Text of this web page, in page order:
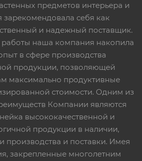
предметов интерьера и
зарекомендовала себя как
и надежный поставщик.
наша компания накопила
в сфере производства
продукции, позволяющей
максимально продуктивные
стоимости. Одним из
Компании являются
высококачественной и
продукции в наличии,
производства и поставки. Имея
закрепленные многолетним